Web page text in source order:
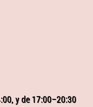
y de 17:00–20:30